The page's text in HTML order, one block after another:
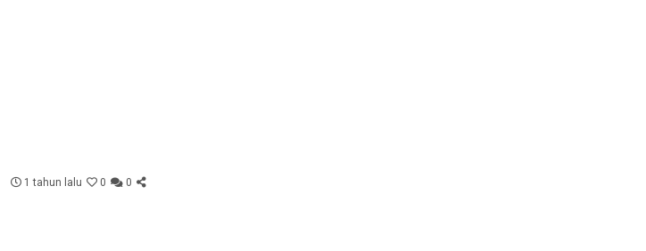
1 tahun lalu 0 0